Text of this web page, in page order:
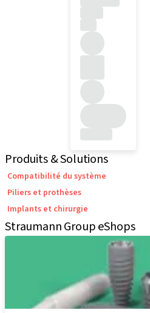
Produits & Solutions
Compatibilité du système
Piliers et prothèses
Implants et chirurgie
Straumann Group eShops